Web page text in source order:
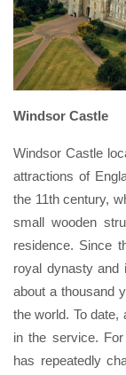
Windsor Castle
Windsor Castle
attractions of
the 11th century,
small wooden
residence. Since
royal dynasty and
about a thousand
the world. To date,
in the service.
has repeatedly